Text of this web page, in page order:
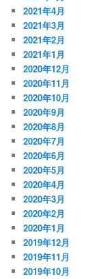
2021年4月
2021年3月
2021年2月
2021年1月
2020年12月
2020年11月
2020年10月
2020年9月
2020年8月
2020年7月
2020年6月
2020年5月
2020年4月
2020年3月
2020年2月
2020年1月
2019年12月
2019年11月
2019年10月